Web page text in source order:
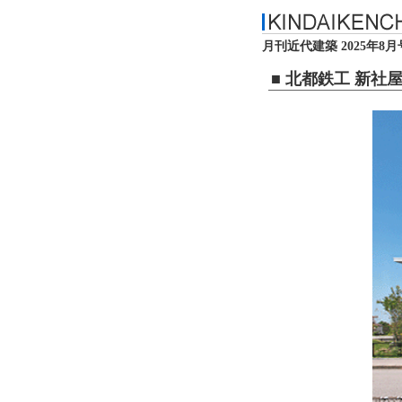
月刊近代建築 2025年8月
■ 北都鉄工 新社屋